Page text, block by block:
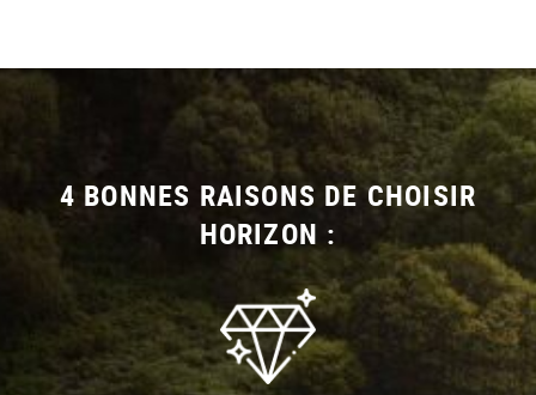
4 BONNES RAISONS DE CHOISIR
HORIZON :